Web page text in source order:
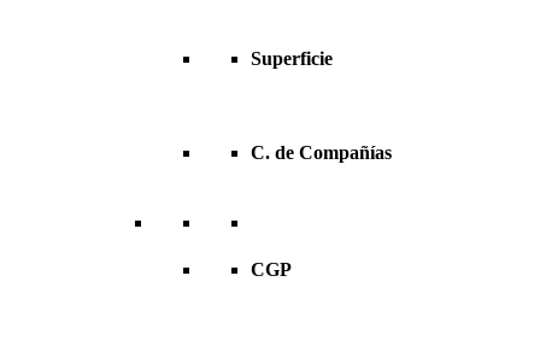
Superficie
C. de Compañías
CGP